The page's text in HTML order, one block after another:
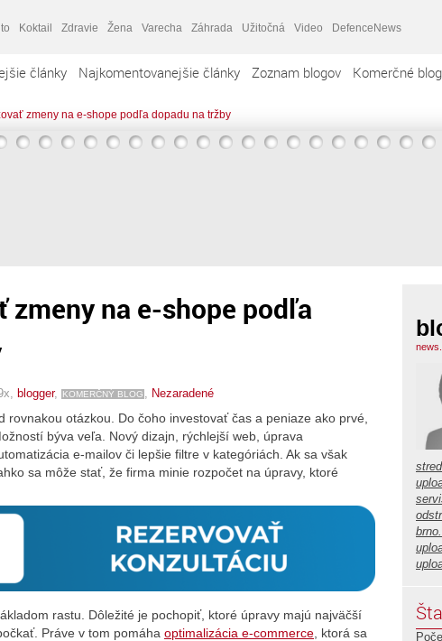
Koktail Zdravie Žena Varecha Záhrada Užitočná Video DefenceNews
články Najkomentovanejšie články Zoznam blogov Komerčné
zmeny na e-shope podľa dopadu na tržby
na e-shope podľa
blogger, KOMERČNÝ BLOG Nezaradené
rovnakou otázkou. Do čoho investovať čas a peniaze ako prvé,
býva veľa. Nový dizajn, rýchlejší web, úprava
e-mailov či lepšie filtre v kategóriách. Ak sa však
sa môže stať, že firma minie rozpočet na úpravy, ktoré
rastu. Dôležité je pochopiť, ktoré úpravy majú najväčší
Práve v tom pomáha optimalizácia e-commerce , ktorá sa